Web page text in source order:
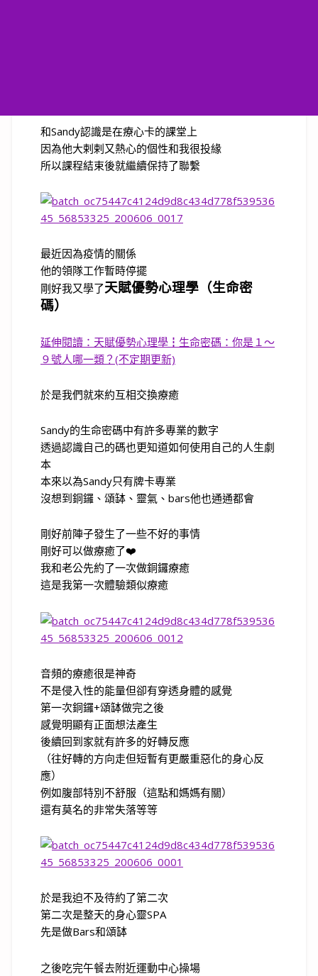
和Sandy認識是在療心卡的課堂上
因為他大剌剌又熱心的個性和我很投緣
所以課程結束後就繼續保持了聯繫
最近因為疫情的關係
他的領隊工作暫時停擺
剛好我又學了天賦優勢心理學（生命密
碼）
延伸閱讀：天賦優勢心理學┇生命密碼：你是１～
９號人哪一類？(不定期更新)
於是我們就來約互相交換療癒
Sandy的生命密碼中有許多專業的數字
透過認識自己的碼也更知道如何使用自己的人生劇
本
本來以為Sandy只有牌卡專業
沒想到銅鑼、頌缽、靈氣、 bars他也通通都會
剛好前陣子發生了一些不好的事情
剛好可以做療癒了❤️
我和老公先約了一次做銅鑼療癒
這是我第一次體驗類似療癒
音頻的療癒很是神奇
不是侵入性的能量但卻有穿透身體的感覺
第一次銅鑼+頌缽做完之後
感覺明顯有正面想法產生
後續回到家就有許多的好轉反應
（往好轉的方向走但短暫有更嚴重惡化的身心反
應）
例如腹部特別不舒服（這點和媽媽有關）
還有莫名的非常失落等等
於是我迫不及待約了第二次
第二次是整天的身心靈SPA
先是做Bars和頌缽
之後吃完午餐去附近運動中心操場